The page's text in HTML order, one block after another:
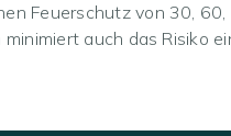
Feuerschutz von 30,
auch das Risiko